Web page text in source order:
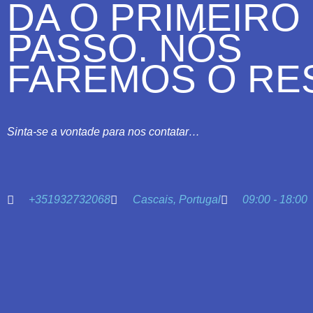
DA O PRIMEIRO
PASSO. NÓS
FAREMOS O
Sinta-se a vontade para nos contatar…
+351932732068 Cascais, Portugal 09:00 - 18:00